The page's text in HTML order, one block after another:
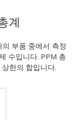
계
부품 중에서 측정
수입니다. PPM 총
한의 합입니다.